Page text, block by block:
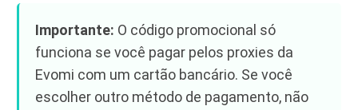
Importante: O código promocional só
funciona se você pagar pelos proxies da
Evomi com um cartão bancário. Se você
escolher outro método de pagamento, não